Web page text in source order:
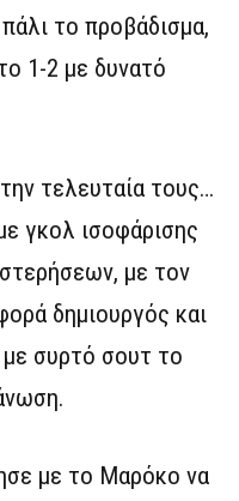
το προβάδισμα,
1-2 με δυνατό
τελευταία τους…
γκολ ισοφάρισης
με τον
δημιουργός και
με συρτό σουτ το
με το Μαρόκο να